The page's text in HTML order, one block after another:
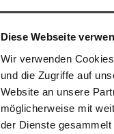
Diese Webseite
Wir verwenden
und die Zugriffe auf
Website an unsere
möglicherweise mit
der Dienste gesammelt